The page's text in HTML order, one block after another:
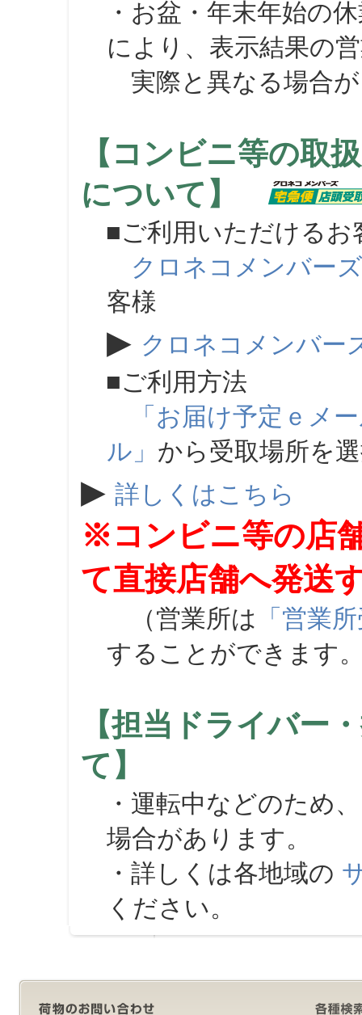
・お盆・年末年始の
により、表示結果の
実際と異なる場合が
【コンビニ等の取
について】
■ご利用いただけるお
クロネコメンバーズ
客様
▶ クロネコメンバー
■ご利用方法
「お届け予定ｅメ
ル」 から受取場所を
▶ 詳しくはこちら
※コンビニ等の店
て直接店舗へ発送
（営業所は 「営業
することができます
【担当ドライバー
て】
・運転中などのため
場合があります。
・詳しくは各地域の
ください。